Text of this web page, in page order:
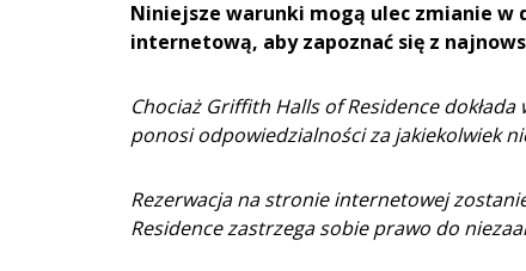
Niniejsze warunki mogą ulec zmianie w
internetową, aby zapoznać się z
Chociaż Griffith Halls of Residence
ponosi odpowiedzialności za jakiekolwiek
Rezerwacja na stronie internetowej
Residence zastrzega sobie prawo do